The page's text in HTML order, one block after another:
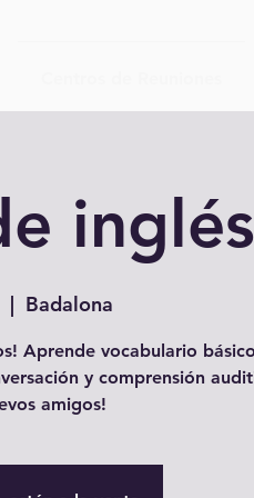
inglés
  |
Badalona
Aprende vocabulario
y comprensión
amigos!